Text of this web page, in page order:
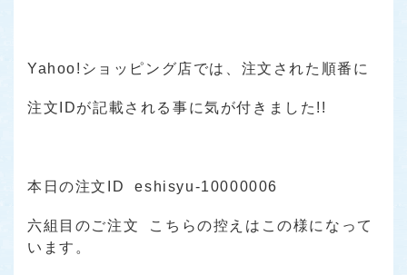
Yahoo!ショッピング店では、注文された順番に
注文IDが記載される事に気が付きました!!
本日の注文ID eshisyu-10000006
六組目のご注文 こちらの控えはこの様になって
います。